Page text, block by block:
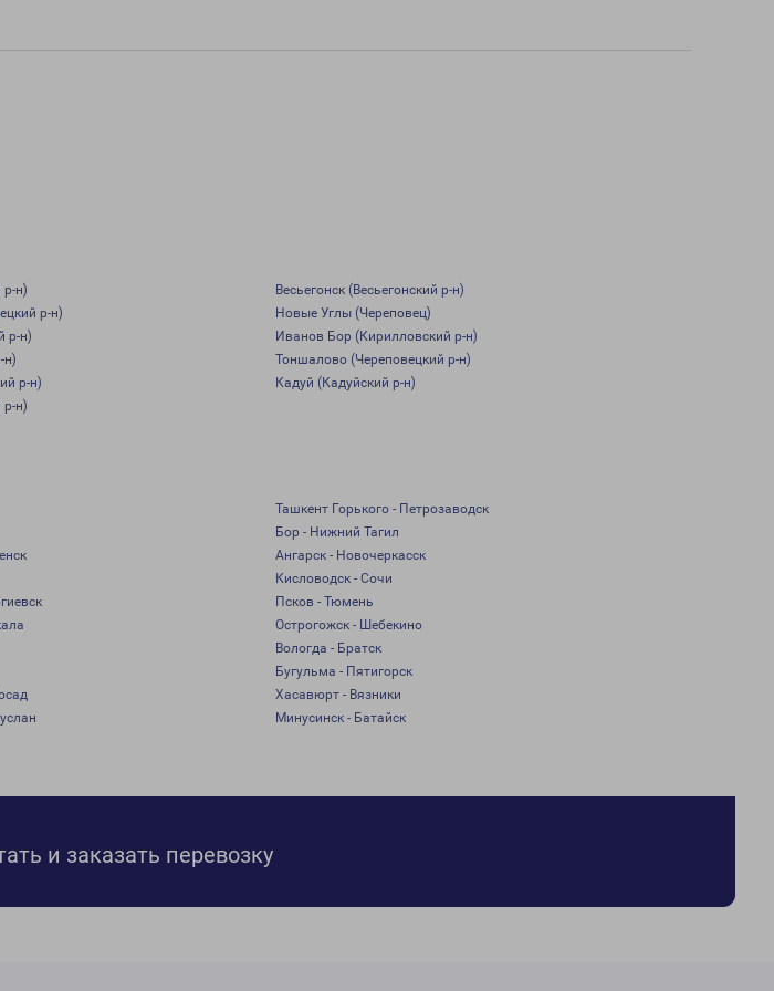
н)
Весьегонск (Весьегонский р-н)
р-н)
Новые Углы (Череповец)
р-н)
Иванов Бор (Кирилловский р-н)
н)
Тоншалово (Череповецкий р-н)
р-н)
Кадуй (Кадуйский р-н)
р-н)
Ташкент Горького - Петрозаводск
Бор - Нижний Тагил
Ангарск - Новочеркасск
Кисловодск - Сочи
Псков - Тюмень
Острогожск - Шебекино
Вологда - Братск
Бугульма - Пятигорск
Хасавюрт - Вязники
Минусинск - Батайск
и заказать перевозку